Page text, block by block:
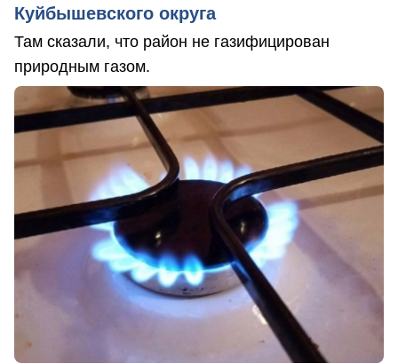
Куйбышевского округа
Там сказали, что район не газифицирован
природным газом.